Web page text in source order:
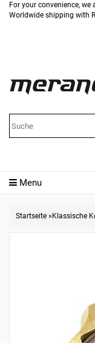
For your convenience,
Worldwide shipping with
Menu
Startseite » Klassische